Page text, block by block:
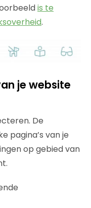
is te
.
je website
De
pagina’s van je
op gebied van